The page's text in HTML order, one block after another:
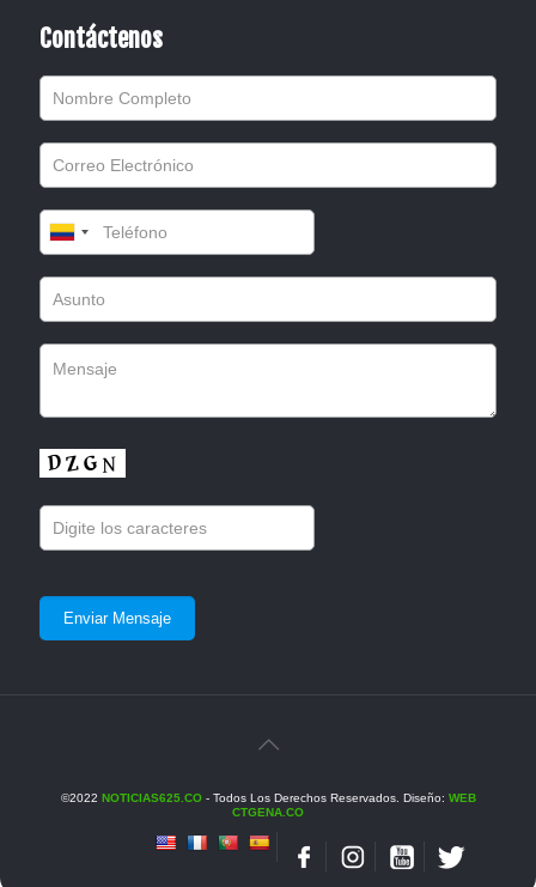
Contáctenos
©2022 NOTICIAS625.CO- Todos Los Derechos Reservados. Diseño: WEB
CTGENA.CO